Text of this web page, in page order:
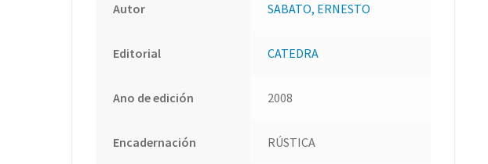
Autor SABATO, ERNESTO
Editorial CATEDRA
Ano de edición 2008
Encadernación RÚSTICA